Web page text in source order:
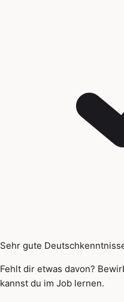
Sehr gute
Fehlt dir etwas davon?
kannst du im Job lernen.